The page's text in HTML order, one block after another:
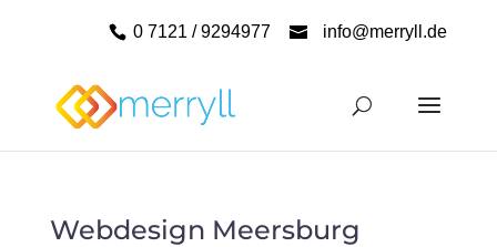
0 7121 / 9294977 info@merryll.de
Webdesign Meersburg